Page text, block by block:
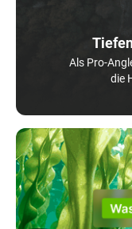
Als Pro-
die